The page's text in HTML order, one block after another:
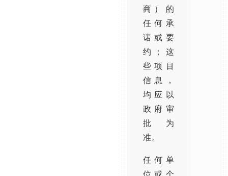
商）的
任何承
诺或要
约；这
些项目
信息，
均应以
政府审
批为
准。
任何单
位或个